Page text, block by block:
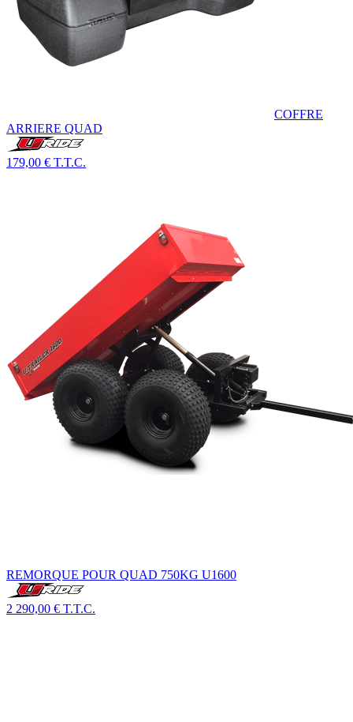
COFFRE
ARRIERE QUAD
179,00 € T.T.C.
REMORQUE POUR QUAD 750KG U1600
2 290,00 € T.T.C.